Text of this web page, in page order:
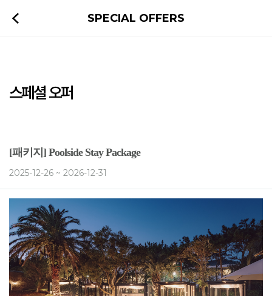
SPECIAL OFFERS
스페셜 오퍼
[패키지] Poolside Stay Package
2025-12-26 ~ 2026-12-31